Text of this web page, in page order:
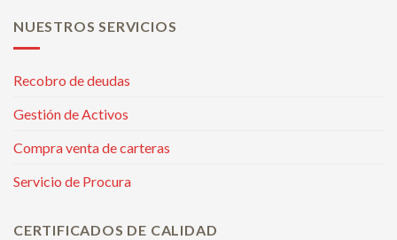
NUESTROS SERVICIOS
Recobro de deudas
Gestión de Activos
Compra venta de carteras
Servicio de Procura
CERTIFICADOS DE CALIDAD